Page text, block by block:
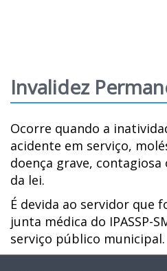
Invalidez
Ocorre quando a
acidente em serviço,
doença grave,
da lei.
É devida ao servidor que
junta médica do IPASSP-
serviço público municipal.